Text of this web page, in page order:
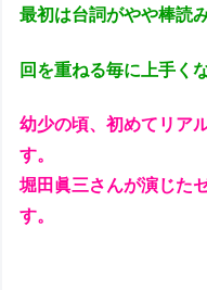
最初は台詞がやや棒読
回を重ねる毎に上手く
幼少の頃、初めてリア
す。
堀田眞三さんが演じた
す。